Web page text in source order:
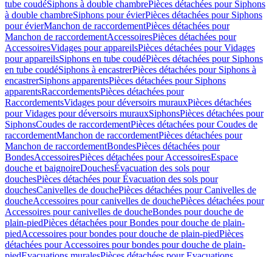
tube coudéSiphons à double chambrePièces détachées pour Siphons
à double chambreSiphons pour évierPièces détachées pour Siphons
pour évierManchon de raccordementPièces détachées pour
Manchon de raccordementAccessoiresPièces détachées pour
AccessoiresVidages pour appareilsPièces détachées pour Vidages
pour appareilsSiphons en tube coudéPièces détachées pour Siphons
en tube coudéSiphons à encastrerPièces détachées pour Siphons à
encastrerSiphons apparentsPièces détachées pour Siphons
apparentsRaccordementsPièces détachées pour
RaccordementsVidages pour déversoirs murauxPièces détachées
pour Vidages pour déversoirs murauxSiphonsPièces détachées pour
SiphonsCoudes de raccordementPièces détachées pour Coudes de
raccordementManchon de raccordementPièces détachées pour
Manchon de raccordementBondesPièces détachées pour
BondesAccessoiresPièces détachées pour AccessoiresEspace
douche et baignoireDouchesÉvacuation des sols pour
douchesPièces détachées pour Évacuation des sols pour
douchesCanivelles de douchePièces détachées pour Canivelles de
doucheAccessoires pour canivelles de douchePièces détachées pour
Accessoires pour canivelles de doucheBondes pour douche de
plain-piedPièces détachées pour Bondes pour douche de plain-
piedAccessoires pour bondes pour douche de plain-piedPièces
détachées pour Accessoires pour bondes pour douche de plain-